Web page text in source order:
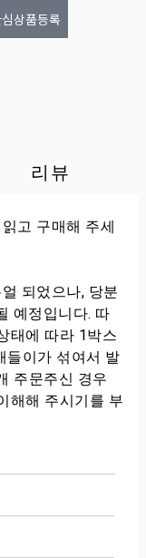
상품등록
리뷰
읽고 구매해 주세
되었으나, 당분
예정입니다. 따
태에 따라 1박스
들이가 섞여서 발
주문주신 경우
해해 주시기를 부